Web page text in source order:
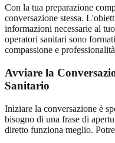
Con la tua preparazione
conversazione stessa.
informazioni necessarie al
operatori sanitari sono
compassione e
Avviare la
Sanitario
Iniziare la conversazione è
bisogno di una frase di
diretto funziona meglio.